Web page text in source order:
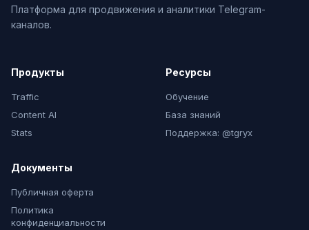
Платформа для продвижения и аналитики Telegram-
каналов.
Продукты
Traffic
Content AI
Stats
Ресурсы
Обучение
База знаний
Поддержка: @tgryx
Документы
Публичная оферта
Политика
конфиденциальности